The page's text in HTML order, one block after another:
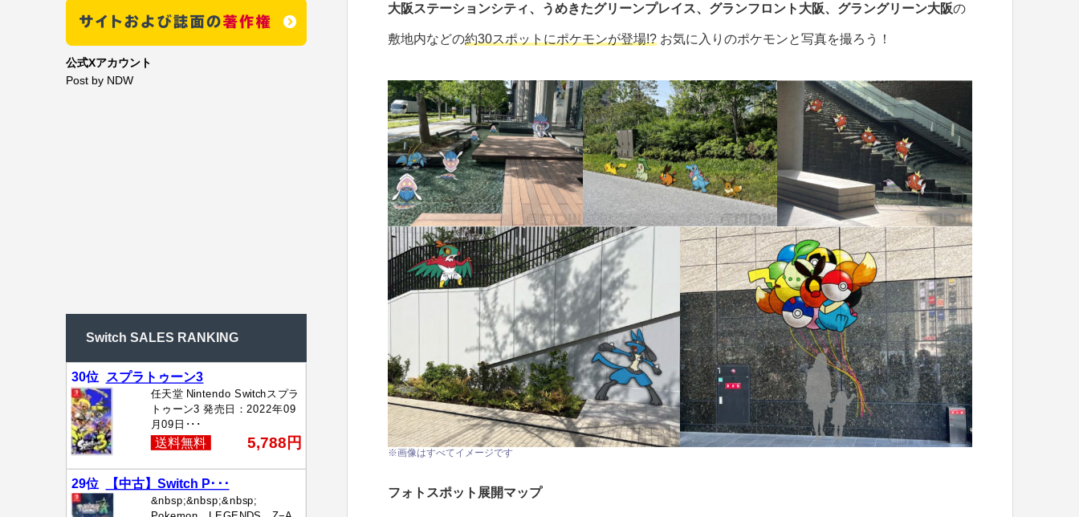
大阪ステーションシティ、うめきたグリーンプレイス、グランフロント大阪、グラングリーン大阪の
敷地内などの約30スポットにポケモンが登場!?お気に入りのポケモンと写真を撮ろう！
※画像はすべてイメージです
フォトスポット展開マップ
公式Xアカウント
Post by NDW
Switch SALES RANKING